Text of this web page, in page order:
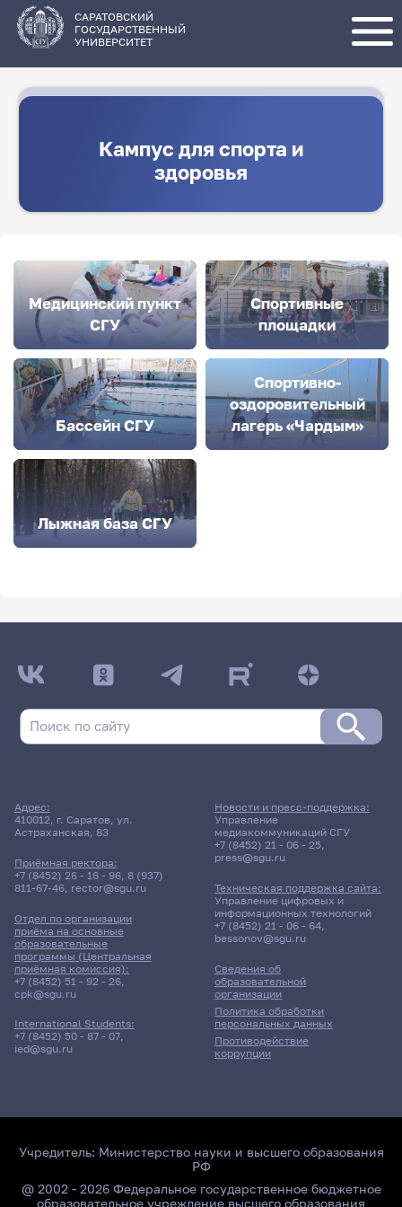
основному
содержанию
САРАТОВСКИЙ
ГОСУДАРСТВЕННЫЙ
УНИВЕРСИТЕТ
Кампус для спорта и
здоровья
Медицинский пункт
СГУ
Спортивные
площадки
Бассейн СГУ
Спортивно-
оздоровительный
лагерь «Чардым»
Лыжная база СГУ
Адрес:
410012, г. Саратов, ул.
Астраханская, 83
Приёмная ректора:
+7 (8452) 26 - 16 - 96, 8 (937)
811-67-46, rector@sgu.ru
Отдел по организации
приёма на основные
образовательные
программы (Центральная
приёмная комиссия):
+7 (8452) 51 - 92 - 26,
cpk@sgu.ru
International Students:
+7 (8452) 50 - 87 - 07,
ied@sgu.ru
Сведения об
образовательной
организации
Политика обработки
персональных данных
Противодействие
коррупции
Новости и пресс-поддержка:
Управление
медиакоммуникаций СГУ
+7 (8452) 21 - 06 - 25,
press@sgu.ru
Техническая поддержка сайта:
Управление цифровых и
информационных технологий
+7 (8452) 21 - 06 - 64,
bessonov@sgu.ru
Учредитель: Министерство науки и высшего образования
РФ
@ 2002 - 2026 Федеральное государственное бюджетное
образовательное учреждение высшего образования